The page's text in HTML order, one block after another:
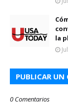
la
PUBLICAR UN
0 Comentarios